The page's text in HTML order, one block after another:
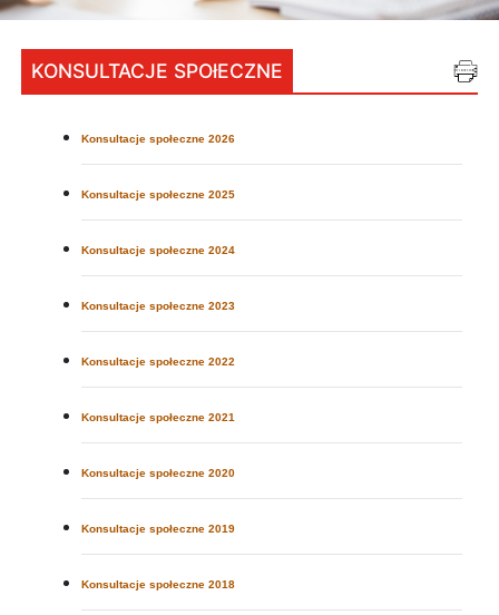
KONSULTACJE SPOłECZNE
Konsultacje społeczne 2026
Konsultacje społeczne 2025
Konsultacje społeczne 2024
Konsultacje społeczne 2023
Konsultacje społeczne 2022
Konsultacje społeczne 2021
Konsultacje społeczne 2020
Konsultacje społeczne 2019
Konsultacje społeczne 2018